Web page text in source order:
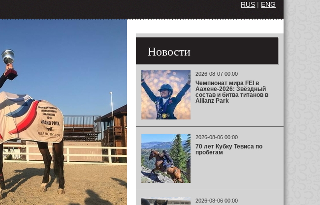
RUS | ENG
Новости
2026-08-07 00:00
Чемпионат мира FEI в
Аахене-2026: Звёздный
состав и битва титанов в
Allianz Park
2026-08-06 00:00
70 лет Кубку Тевиса по
пробегам
2026-08-06 00:00